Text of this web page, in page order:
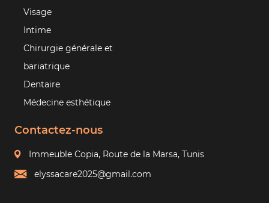
Visage
Intime
Chirurgie générale et
bariatrique
Dentaire
Médecine esthétique
Contactez-nous
Immeuble Copia, Route de la Marsa, Tunis
elyssacare2025@gmail.com